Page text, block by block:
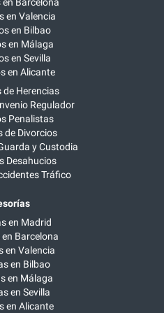
en Valencia
en Bilbao
en Málaga
en Sevilla
en Alicante
Herencias
Regulador
Penalistas
de Divorcios
y Custodia
Desahucios
Tráfico
en Madrid
Barcelona
en Valencia
en Bilbao
en Málaga
en Sevilla
en Alicante